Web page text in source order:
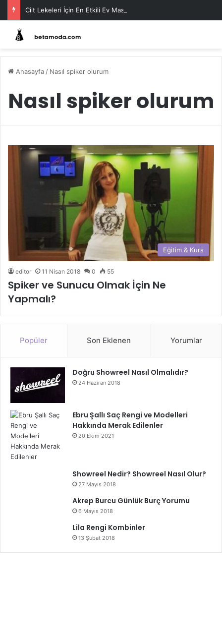
Cilt Lekeleri İçin En Etkili Ev Maskeleri
Anasayfa / Nasıl spiker olurum
Nasıl spiker olurum
Eğitim & Kurs
editor 11 Nisan 2018 0 55
Spiker ve Sunucu Olmak İçin Ne
Yapmalı?
Popüler Son Eklenen Yorumlar
Doğru Showreel Nasıl Olmalıdır?
24 Haziran 2018
Ebru Şallı Saç Rengi ve Modelleri
Hakkında Merak Edilenler
20 Ekim 2021
Showreel Nedir? Showreel Nasıl Olur?
27 Mayıs 2018
Akrep Burcu Günlük Burç Yorumu
6 Mayıs 2018
Lila Rengi Kombinler
13 Şubat 2018